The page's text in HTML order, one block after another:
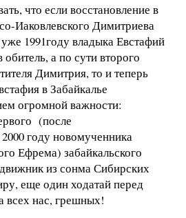
что если восстановление в
Иаковлевского Димитриева
1991году владыка Евстафий
а по сути второго
Димитрия, то и теперь
в Забайкалье
огромной важности:
(после
году новомученника
Ефрема) забайкальского
из сонма Сибирских
еще один ходатай перед
нас, грешных!